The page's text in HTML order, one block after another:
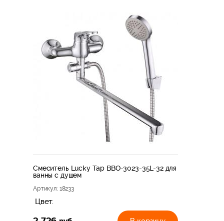
Смеситель Lucky Tap BBO-3023-35L-32 для
ванны с душем
Артикул: 18233
Цвет: